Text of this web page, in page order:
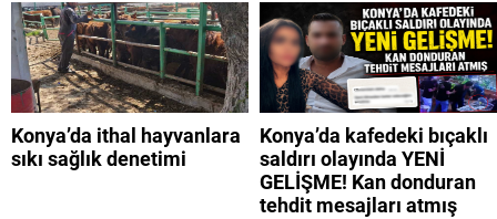
Konya’da ithal hayvanlara
sıkı sağlık denetimi
Konya’da kafedeki bıçaklı
saldırı olayında YENİ
GELİŞME! Kan donduran
tehdit mesajları atmış